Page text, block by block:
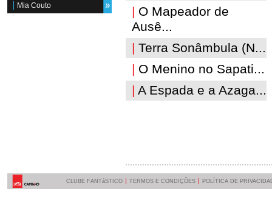
Mia Couto
| O Mapeador de
Ausê...
| Terra Sonâmbula (N...
| O Menino no Sapati...
| A Espada e a Azaga...
CLUBE FANTáSTICO TERMOS E CONDIÇÕES POLÍTICA DE